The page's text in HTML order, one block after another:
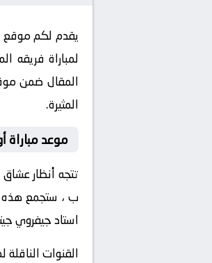
يقدم لكم موقع
المقال ضمن
المثيرة.
موعد مباراة أوكرانيا تحت
تتجه أنظار
استاد جيفروي
القنوات الناقلة لمباراة